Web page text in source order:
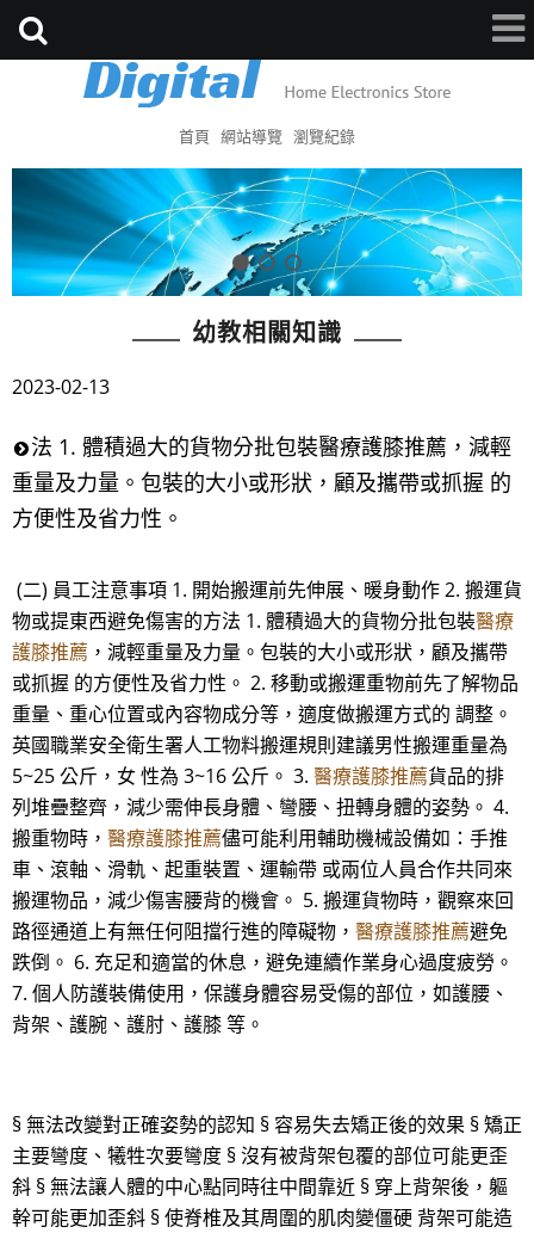
首頁 網站導覽 瀏覽紀錄
幼教相關知識
2023-02-13
法 1. 體積過大的貨物分批包裝醫療護膝推薦，減輕
重量及力量。包裝的大小或形狀，顧及攜帶或抓握 的
方便性及省力性。
(二) 員工注意事項 1. 開始搬運前先伸展、暖身動作 2. 搬運貨
物或提東西避免傷害的方法 1. 體積過大的貨物分批包裝醫療
護膝推薦 ，減輕重量及力量。包裝的大小或形狀，顧及攜帶
或抓握 的方便性及省力性。 2. 移動或搬運重物前先了解物品
重量、重心位置或內容物成分等，適度做搬運方式的 調整。
英國職業安全衛生署人工物料搬運規則建議男性搬運重量為
5~25 公斤，女 性為 3~16 公斤。 3. 醫療護膝推薦貨品的排
列堆疊整齊，減少需伸長身體、彎腰、扭轉身體的姿勢。 4.
搬重物時， 醫療護膝推薦儘可能利用輔助機械設備如：手推
車、滾軸、滑軌、起重裝置、運輸帶 或兩位人員合作共同來
搬運物品，減少傷害腰背的機會。 5. 搬運貨物時，觀察來回
路徑通道上有無任何阻擋行進的障礙物， 醫療護膝推薦避免
跌倒。 6. 充足和適當的休息，避免連續作業身心過度疲勞。
7. 個人防護裝備使用，保護身體容易受傷的部位，如護腰、
背架、護腕、護肘、護膝 等。
§ 無法改變對正確姿勢的認知 § 容易失去矯正後的效果 § 矯正
主要彎度、犧牲次要彎度 § 沒有被背架包覆的部位可能更歪
斜 § 無法讓人體的中心點同時往中間靠近 § 穿上背架後，軀
幹可能更加歪斜 § 使脊椎及其周圍的肌肉變僵硬 背架可能造